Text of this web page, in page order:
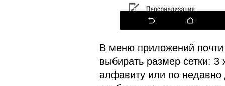
В меню приложений
выбирать размер сетки:
алфавиту или по